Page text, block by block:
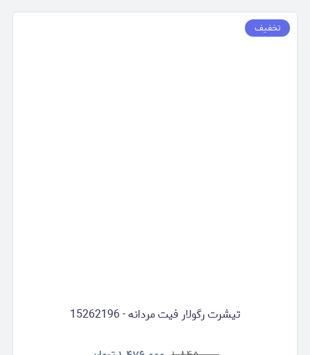
تخفیف
تیشرت رگولار فیت مردانه - 15262196